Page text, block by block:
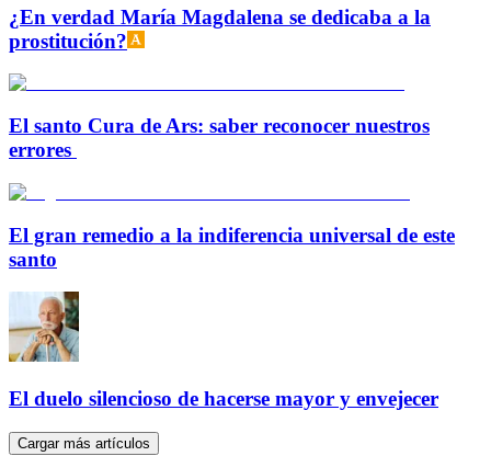
¿En verdad María Magdalena se dedicaba a la
prostitución?
El santo Cura de Ars: saber reconocer nuestros
errores
El gran remedio a la indiferencia universal de este
santo
El duelo silencioso de hacerse mayor y envejecer
Cargar más artículos